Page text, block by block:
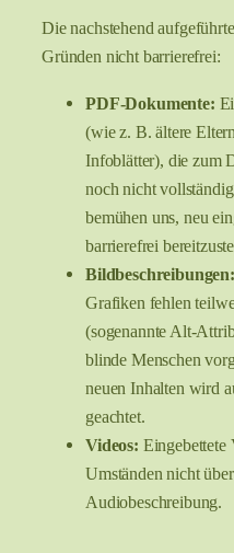
Die nachstehend
Gründen nicht barrierefrei:
PDF-Dokumente:
(wie z. B. ältere
Infoblätter), die zum
noch nicht
bemühen uns, neu
barrierefrei
Bildbeschreibungen:
Grafiken fehlen
(sogenannte Alt-
blinde Menschen
neuen Inhalten wird
geachtet.
Videos: Eingebettete
Umständen nicht
Audiobeschreibung.